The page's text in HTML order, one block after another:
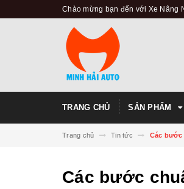
Chào mừng bạn đến với Xe Nâng
TRANG CHỦ SẢN PHẨM
Trang chủ Tin tức Các
Các bước